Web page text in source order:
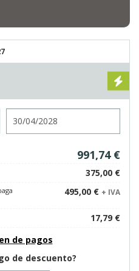
991,74 €
375,00 €
495,00 € + IVA
17,79 €
de pagos
de descuento?